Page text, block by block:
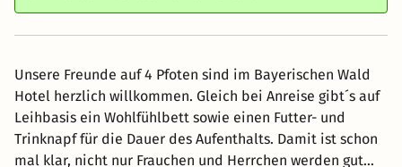
Unsere Freunde auf 4 Pfoten sind im Bayerischen Wald
Hotel herzlich willkommen. Gleich bei Anreise gibt´s auf
Leihbasis ein Wohlfühlbett sowie einen Futter- und
Trinknapf für die Dauer des Aufenthalts. Damit ist schon
mal klar, nicht nur Frauchen und Herrchen werden gut